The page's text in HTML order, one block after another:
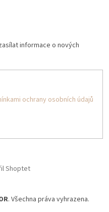
informace o nových
ochrany osobních údajů
Shoptet
. Všechna práva vyhrazena.